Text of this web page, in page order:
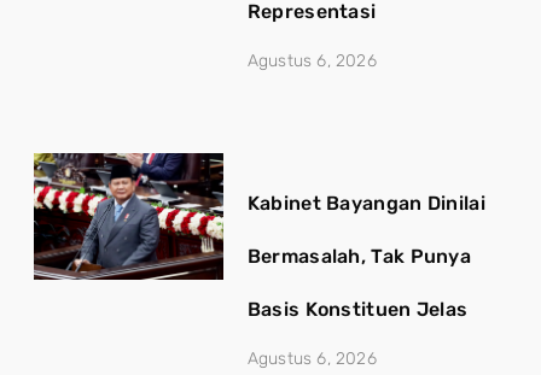
Representasi
Agustus 6, 2026
Kabinet Bayangan Dinilai
Bermasalah, Tak Punya
Basis Konstituen Jelas
Agustus 6, 2026